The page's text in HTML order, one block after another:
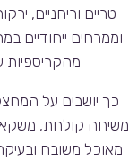
טריים וריחניים,
וממרחים ייחודיים
מהקריספיות
כך יושבים על
משיחה קולחת,
מאוכל משובח